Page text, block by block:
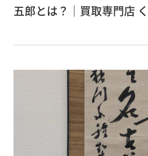
五郎とは？｜買取専門店